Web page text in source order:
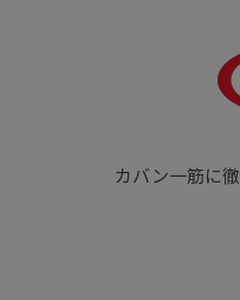
カバン一筋に